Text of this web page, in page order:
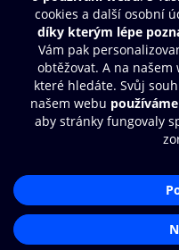
Moje O2 Knihovna
Další zábava
© O2 Czech Republic a.s.
Přístupnost
Zásady zpracování